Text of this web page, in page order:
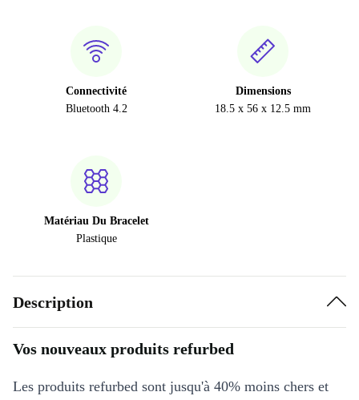
Connectivité
Bluetooth 4.2
Dimensions
18.5 x 56 x 12.5 mm
Matériau Du Bracelet
Plastique
Description
Vos nouveaux produits refurbed
Les produits refurbed sont jusqu'à 40% moins chers et